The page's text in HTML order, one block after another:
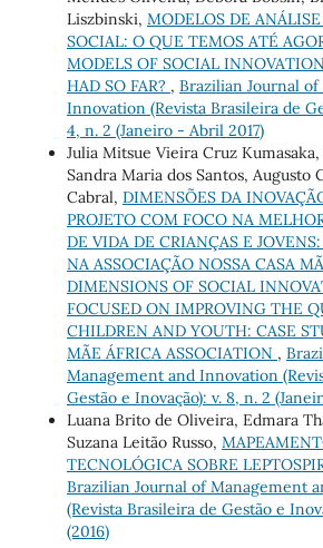
Liszbinski, MODELOS DE
SOCIAL: O QUE TEMOS ATÉ
MODELS OF SOCIAL
HAD SO FAR? , Brazilian Journal
Innovation (Revista Brasileira de
4, n. 2 (Janeiro - Abril 2017)
Julia Mitsue Vieira Cruz
Sandra Maria dos Santos, Augusto
Cabral, DIMENSÕES DA
PROJETO COM FOCO NA
DE VIDA DE CRIANÇAS E
NA ASSOCIAÇÃO NOSSA CASA
DIMENSIONS OF SOCIAL
FOCUSED ON IMPROVING THE
CHILDREN AND YOUTH: CASE
MÃE ÁFRICA ASSOCIATION ,
Management and Innovation
Gestão e Inovação): v. 8, n. 2
Luana Brito de Oliveira, Edmara
Suzana Leitão Russo,
TECNOLÓGICA SOBRE
Brazilian Journal of Management
(Revista Brasileira de Gestão e
(2016)